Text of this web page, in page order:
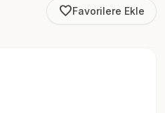
favorite_borderFavorilere Ekle